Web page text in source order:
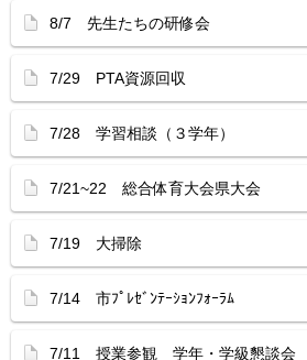
8/7 先生たちの研修会
7/29 PTA資源回収
7/28 学習相談（３学年）
7/21~22 総合体育大会県大会
7/19 大掃除
7/14 市ﾌﾟﾚｾﾞﾝﾃｰｼｮﾝﾌｫｰﾗﾑ
7/11 授業参観 学年・学級懇談会